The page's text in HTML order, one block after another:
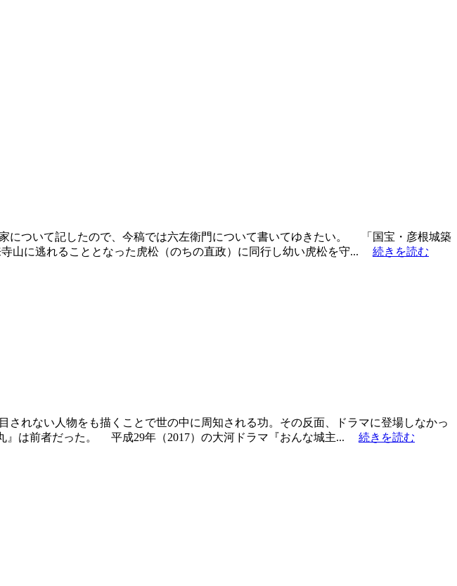
ついて記したので、今稿では六左衛門について書いてゆきたい。 「国宝・彦根城築
山に逃れることとなった虎松（のちの直政）に同行し幼い虎松を守... 続きを読む
れない人物をも描くことで世の中に周知される功。その反面、ドラマに登場しなかっ
』は前者だった。 平成29年（2017）の大河ドラマ『おんな城主... 続きを読む